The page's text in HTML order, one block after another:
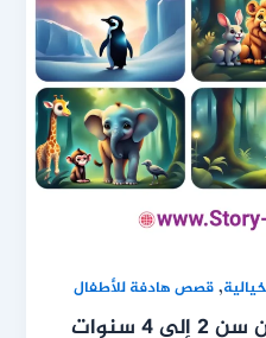
,قصص هادفة للأطفال
سنوات